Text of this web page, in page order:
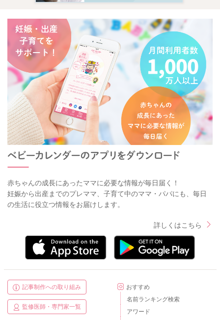
赤ちゃんの成長にあったママに必要な情報が毎日届く！
妊娠から出産までのプレママ、子育て中のママ・パパにも、毎日
の生活に役立つ情報をお届けします。
詳しくはこちら
記事制作への取り組み
監修医師・専門家一覧
おすすめ
名前ランキング検索
アワード